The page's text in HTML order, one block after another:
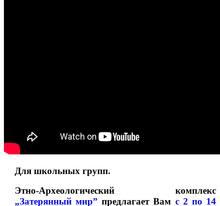
Для школьных групп.
Этно-Археологический комплекс
„Затерянный мир” предлагает Вам с 2 по 14